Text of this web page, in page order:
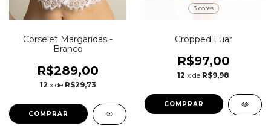
Corselet Margaridas -
Branco
R$289,00
12 x de R$29,73
COMPRAR
3 cores
Cropped Luar
R$97,00
12 x de R$9,98
COMPRAR